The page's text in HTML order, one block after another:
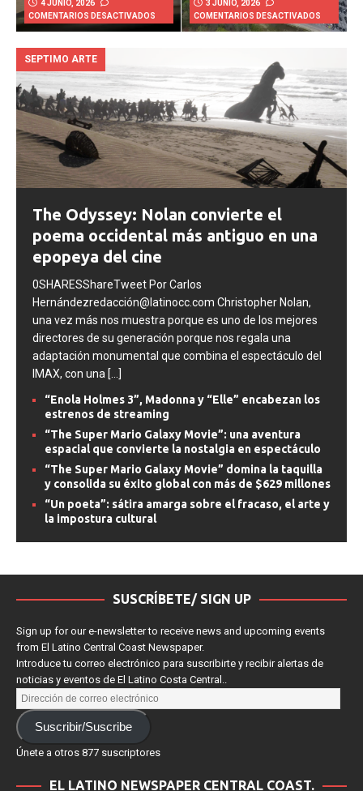
4 JUNIO, 2026
COMENTARIOS DESACTIVADOS
3 JUNIO, 2026
COMENTARIOS DESACTIVADOS
SEPTIMO ARTE
The Odyssey: Nolan convierte el
poema occidental más antiguo en una
epopeya del cine
0SHARESShareTweet Por Carlos
Hernándezredacción@latinocc.com Christopher Nolan,
una vez más nos muestra porque es uno de los mejores
directores de su generación porque nos regala una
adaptación monumental que combina el espectáculo del
IMAX, con una [...]
“Enola Holmes 3”, Madonna y “Elle” encabezan los
estrenos de streaming
“The Super Mario Galaxy Movie”: una aventura
espacial que convierte la nostalgia en espectáculo
“The Super Mario Galaxy Movie” domina la taquilla
y consolida su éxito global con más de $629 millones
“Un poeta”: sátira amarga sobre el fracaso, el arte y
la impostura cultural
SUSCRÍBETE/ SIGN UP
Sign up for our e-newsletter to receive news and upcoming events
from El Latino Central Coast Newspaper.
Introduce tu correo electrónico para suscribirte y recibir alertas de
noticias y eventos de El Latino Costa Central..
Únete a otros 877 suscriptores